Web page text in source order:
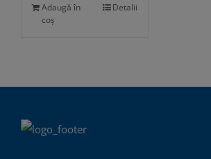
Adaugă în
coș
Detalii